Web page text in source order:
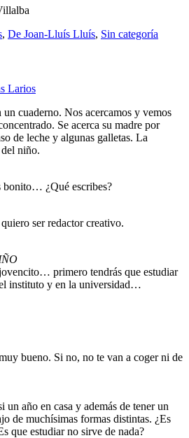
, De Joan-Lluís Lluís, Sin categoría
Larios
cuaderno. Nos acercamos y vemos
Se acerca su madre por
de leche y algunas galletas. La
niño.
bonito… ¿Qué escribes?
ser redactor creativo.
primero tendrás que estudiar
instituto y en la universidad…
bueno. Si no, no te van a coger ni de
un año en casa y además de tener un
de muchísimas formas distintas. ¿Es
que estudiar no sirve de nada?